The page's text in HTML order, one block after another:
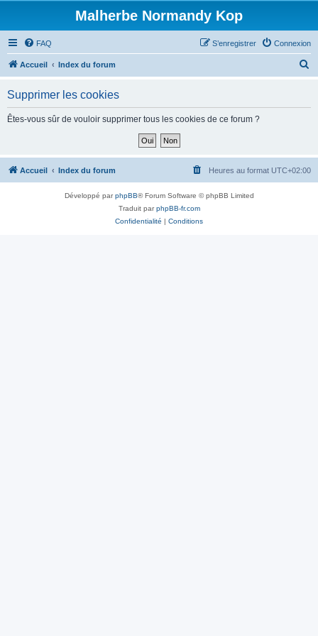
Malherbe Normandy Kop
FAQ Connexion
S’enregistrer
Accueil Index du forum
h
Supprimer les cookies
Êtes-vous sûr de vouloir supprimer tous les cookies de ce forum ?
Accueil Index du forum Heures au format UTC+02:00
Développé parphpBB® Forum Software © phpBB Limited
Traduit parphpBB-fr.com
Confidentialité | Conditions